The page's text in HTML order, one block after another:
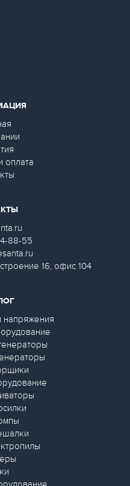
оплата
напряжения
88-55
16, офис 104